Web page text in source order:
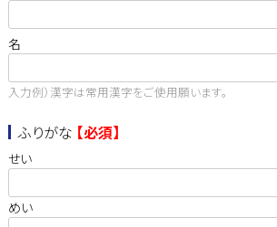
名
入力例）漢字は常用漢字をご使用願います。
ふりがな 【必須】
せい
めい